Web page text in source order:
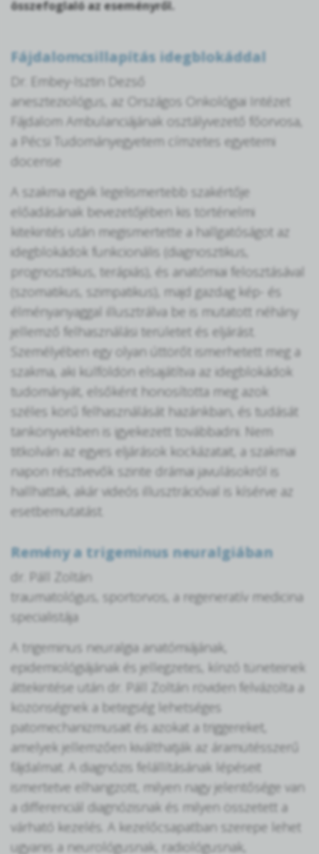
összefoglaló az eseményről.
Fájdalomcsillapítás idegblokáddal
Dr. Embey-Isztin Dezső
aneszteziológus, az Országos Onkológiai Intézet
Fájdalom Ambulanciájának osztályvezető főorvosa,
a Pécsi Tudományegyetem címzetes egyetemi
docense
A szakma egyik legelismertebb szakértője
előadásának bevezetőjében kis történelmi
kitekintés után megismertette a hallgatóságot az
idegblokádok funkcionális (diagnosztikus,
prognosztikus, terápiás), és anatómiai felosztásával
(szomatikus, szimpatikus), majd gazdag kép- és
élményanyaggal illusztrálva be is mutatott néhány
jellemző felhasználási területet és eljárást.
Személyében egy olyan úttörőt ismerhetett meg a
szakma, aki külföldön elsajátítva az idegblokádok
tudományát, elsőként honosította meg azok
széles körű felhasználását hazánkban, és tudását
tankönyvekben is igyekezett továbbadni. Nem
titkolván az egyes eljárások kockázatait, a szakmai
napon résztvevők szinte drámai javulásokról is
hallhattak, akár videós illusztrációval is kísérve az
esetbemutatást.
Remény a trigeminus neuralgiában
dr. Páll Zoltán
traumatológus, sportorvos, a regeneratív medicina
specialistája
A trigeminus neuralgia anatómiájának,
epidemiológiájának és jellegzetes, kínzó tüneteinek
áttekintése után dr. Páll Zoltán röviden felvázolta a
közönségnek a betegség lehetséges
patomechanizmusait és azokat a triggereket,
amelyek jellemzően kiválthatják az áramütésszerű
fájdalmat. A diagnózis felállításának lépéseit
ismertetve elhangzott, milyen nagy jelentősége van
a differenciál diagnózisnak és milyen összetett a
várható kezelés. A kezelőcsapatban szerepe lehet
ugyanis a neurológusnak, radiológusnak,